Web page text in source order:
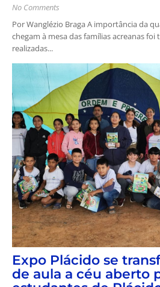
No Comments
Por Wanglézio Braga A importância da
chegam à mesa das famílias acreanas
realizadas...
Expo Plácido se
de aula a céu aberto